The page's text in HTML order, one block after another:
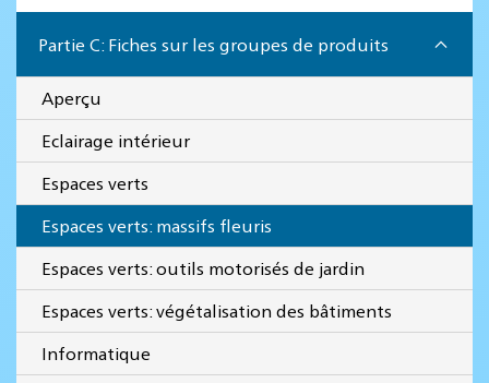
Partie C: Fiches sur les groupes de produits
Aperçu
Eclairage intérieur
Espaces verts
Espaces verts: massifs fleuris
Espaces verts: outils motorisés de jardin
Espaces verts: végétalisation des bâtiments
Informatique